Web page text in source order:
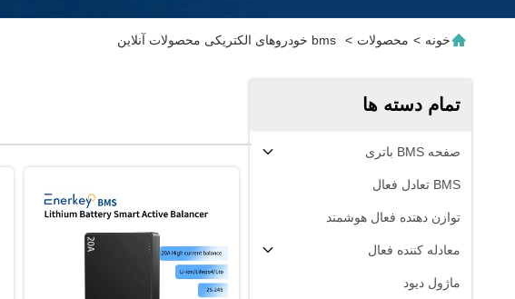
خونه > محصولات > bms خودروهای الکتریکی محصولات آنلاین
تمام دسته ها
صفحه BMS باتری
BMS تعادل فعال
توازن دهنده فعال هوشمند
معادله کننده فعال
ماژول دیود